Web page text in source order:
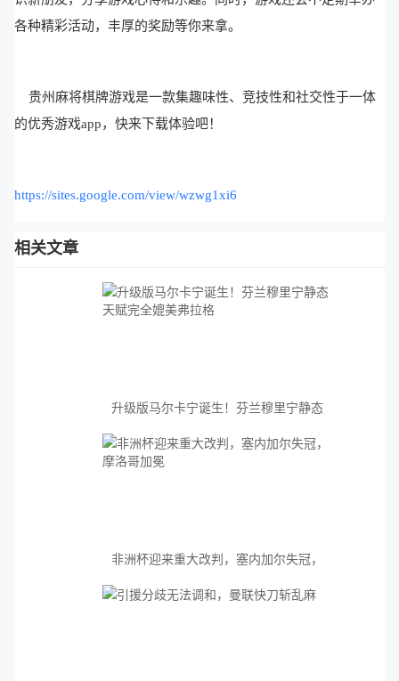
各种精彩活动，丰厚的奖励等你来拿。
贵州麻将棋牌游戏是一款集趣味性、竞技性和社交性于一体
的优秀游戏app，快来下载体验吧！
https://sites.google.com/view/wzwg1xi6
相关文章
升级版马尔卡宁诞生！芬兰穆里宁静态
非洲杯迎来重大改判，塞内加尔失冠，